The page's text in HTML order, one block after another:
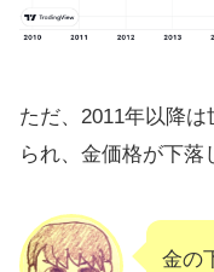
ただ、2011年以降
られ、金価格が下落
金の